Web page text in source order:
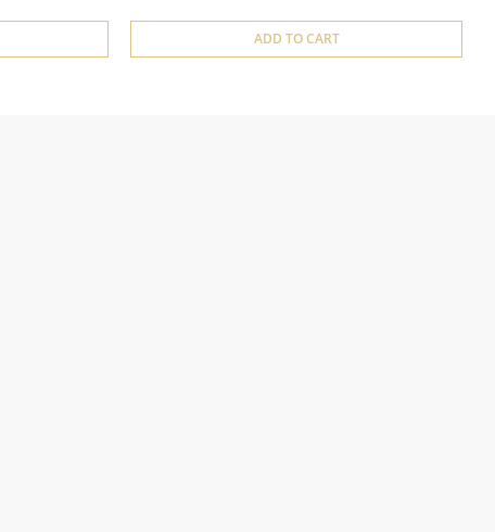
ADD TO CART